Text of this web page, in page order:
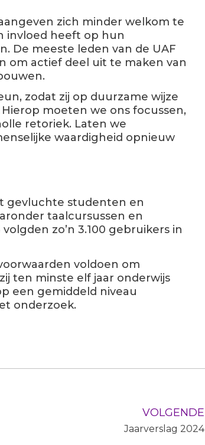
zich minder welkom te
invloed heeft op hun
De meeste leden van de UAF
om actief deel uit te maken van
zodat zij op duurzame wijze
moeten we ons focussen,
retoriek. Laten we
waardigheid opnieuw
gevluchte studenten en
taalcursussen en
zo’n 3.100 gebruikers in
voldoen om
ten minste elf jaar onderwijs
een gemiddeld niveau
onderzoek.
VOLGENDE
Jaarverslag 2024